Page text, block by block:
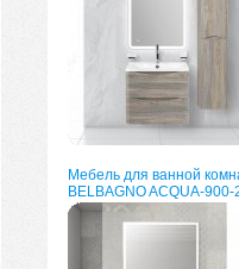
Мебель для ванной
BELBAGNO ACQUA-900-